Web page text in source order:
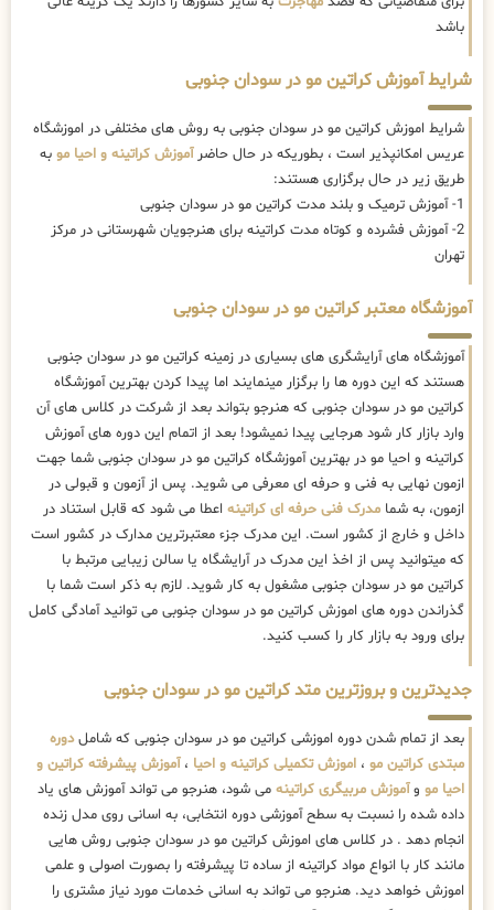
باشد
شرایط آموزش کراتین مو در سودان جنوبی
شرایط اموزش کراتین مو در سودان جنوبی به روش های مختلفی در اموزشگاه
عریس امکانپذیر است ، بطوریکه در حال حاضرآموزش کراتینه و احیا مو به
طریق زیر در حال برگزاری هستند:
1- آموزش ترمیک و بلند مدت کراتین مو در سودان جنوبی
2- آموزش فشرده و کوتاه مدت کراتینه برای هنرجویان شهرستانی در مرکز
تهران
آموزشگاه معتبر کراتین مو در سودان جنوبی
آموزشگاه های آرایشگری های بسیاری در زمینه کراتین مو در سودان جنوبی
هستند که این دوره ها را برگزار مینمایند اما پیدا کردن بهترین آموزشگاه
کراتین مو در سودان جنوبی که هنرجو بتواند بعد از شرکت در کلاس های آن
وارد بازار کار شود هرجایی پیدا نمیشود! بعد از اتمام این دوره های آموزش
کراتینه و احیا مو در بهترین آموزشگاه کراتین مو در سودان جنوبی شما جهت
ازمون نهایی به فنی و حرفه ای معرفی می شوید. پس از آزمون و قبولی در
ازمون، به شما مدرک فنی حرفه ای کراتینه اعطا می شود که قابل استناد در
داخل و خارج از کشور است. این مدرک جزء معتبرترین مدارک در کشور است
که میتوانید پس از اخذ این مدرک در آرایشگاه یا سالن زیبایی مرتبط با
کراتین مو در سودان جنوبی مشغول به کار شوید. لازم به ذکر است شما با
گذراندن دوره های اموزش کراتین مو در سودان جنوبی می توانید آمادگی کامل
برای ورود به بازار کار را کسب کنید.
جدیدترین و بروزترین متد کراتین مو در سودان جنوبی
بعد از تمام شدن دوره اموزشی کراتین مو در سودان جنوبی که شاملدوره
مبتدی کراتین مو ، اموزش تکمیلی کراتینه و احیا ،آموزش پیشرفته کراتین و
احیا مو وآموزش مربیگری کراتینه می شود، هنرجو می تواند آموزش های یاد
داده شده را نسبت به سطح آموزشی دوره انتخابی، به اسانی روی مدل زنده
انجام دهد . در کلاس های اموزش کراتین مو در سودان جنوبی روش هایی
مانند کار با انواع مواد کراتینه از ساده تا پیشرفته را بصورت اصولی و علمی
اموزش خواهد دید. هنرجو می تواند به اسانی خدمات مورد نیاز مشتری را